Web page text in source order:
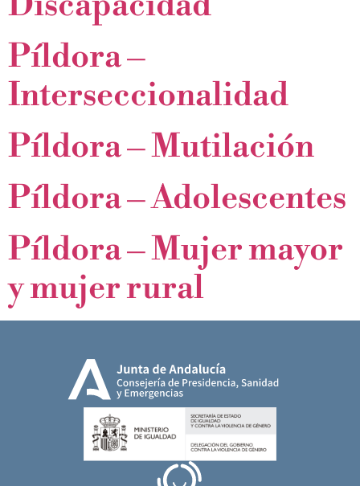
Píldora –
Interseccionalidad
Píldora – Mutilación
Píldora – Adolescentes
Píldora – Mujer mayor
y mujer rural